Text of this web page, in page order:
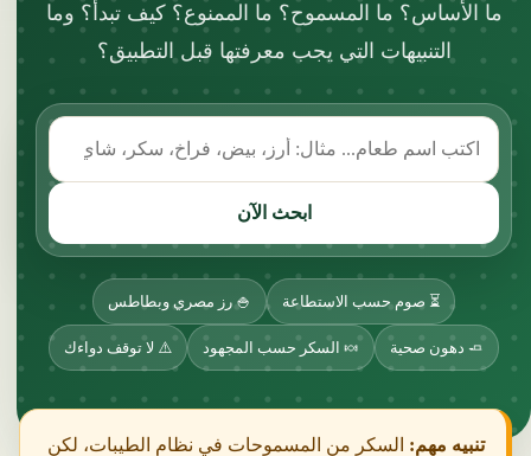
ما الأساس؟ ما المسموح؟ ما الممنوع؟ كيف تبدأ؟ وما
التنبيهات التي يجب معرفتها قبل التطبيق؟
ابحث الآن
⏳ صوم حسب الاستطاعة 🍚 رز مصري وبطاطس
🧈 دهون صحية 🍬 السكر حسب المجهود ⚠️ لا توقف دواءك
تنبيه مهم: السكر من المسموحات في نظام الطيبات، لكن